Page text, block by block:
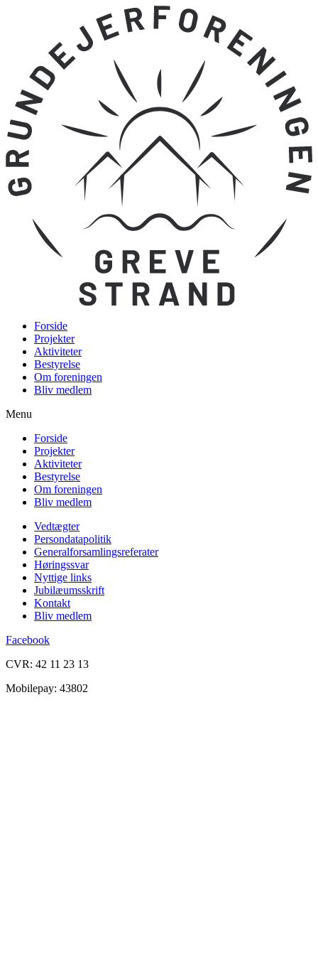
Forside
Projekter
Aktiviteter
Bestyrelse
Om foreningen
Bliv medlem
Menu
Forside
Projekter
Aktiviteter
Bestyrelse
Om foreningen
Bliv medlem
Vedtægter
Persondatapolitik
Generalforsamlingsreferater
Høringssvar
Nyttige links
Jubilæumsskrift
Kontakt
Bliv medlem
Facebook
CVR: 42 11 23 13
Mobilepay: 43802